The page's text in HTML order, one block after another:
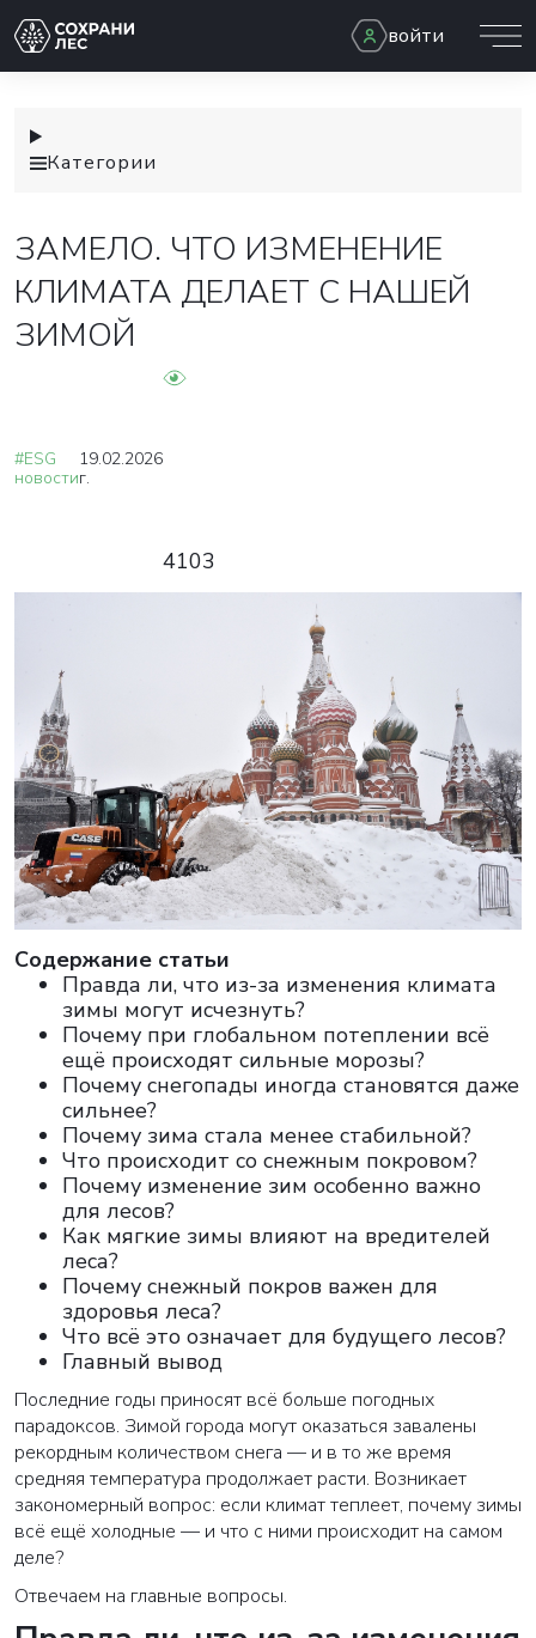
войти
Категории
ЗАМЕЛО. ЧТО ИЗМЕНЕНИЕ
КЛИМАТА ДЕЛАЕТ С НАШЕЙ
ЗИМОЙ
#ESG
новости
19.02.2026
г.
4103
Cодержание статьи
Правда ли, что из-за изменения климата
зимы могут исчезнуть?
Почему при глобальном потеплении всё
ещё происходят сильные морозы?
Почему снегопады иногда становятся даже
сильнее?
Почему зима стала менее стабильной?
Что происходит со снежным покровом?
Почему изменение зим особенно важно
для лесов?
Как мягкие зимы влияют на вредителей
леса?
Почему снежный покров важен для
здоровья леса?
Что всё это означает для будущего лесов?
Главный вывод
Последние годы приносят всё больше погодных
парадоксов. Зимой города могут оказаться завалены
рекордным количеством снега — и в то же время
средняя температура продолжает расти. Возникает
закономерный вопрос: если климат теплеет, почему зимы
всё ещё холодные — и что с ними происходит на самом
деле?
Отвечаем на главные вопросы.